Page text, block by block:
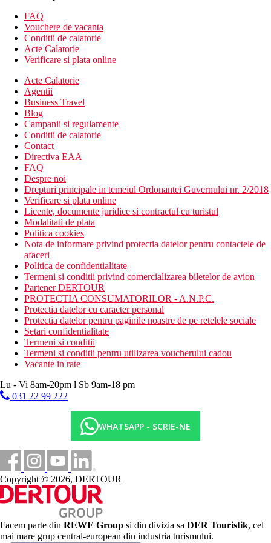
Alte tipuri de camere
facilitatile de mai sus)
Camera dubla, vedere la mare: vedere la mare.
Suita Junior: mai spatioasa.
Divertisment
Programe de animatie si divertisment zilnic si de seara pentru
copii si adulti. Muzica live pentru dans si ascultare, disco.
Mese
All Inclusive
Mic dejun, pranz si cina tip bufet
Gustare
Gustare usoara, cafea de dupa-amiaza, ceai si deserturi
1 cina pe sejur intr-un restaurant a la carte (este necesara
rezervare)
Bauturi alcoolice si nealcoolice de productie locala
(09.00-24.00)
Plaja
O plaja lunga cu nisip, cu o intrare graduala in mare chiar
langa hotel
Sezlonguri si umbrele gratuite, prosoape contra unui
depozit
Oferta sportiva
Gratuit: tenis (iluminat contra cost), minigolf, aerobic,
darts, tenis de masa, skittle, tir cu arcul, volei si alte
activitati sportive in cadrul programelor de animatie,
sporturi acvatice nemotorizate pe plaja.
Contra cost : fitness, biliard, sporturi acvatice motorizate
pe plaja, teren de golf Palm Links la aproximativ 100 m.
Copii
Bazin separat pentru copii, loc de joaca pentru copii, mini club
(5-12 ani), patut gratuit (la cerere).
VISA, EC/MC, AMEX.
Site-ul web
http://www.elmouradi.com
Gratuit: piscina interioara.
Contra cost:sauna, hamam, jacuzzi, diverse tipuri de
FAQ
Vouchere de vacanta
Conditii de calatorie
Acte Calatorie
Verificare si plata online
Acte Calatorie
Agentii
Business Travel
Blog
Campanii si regulamente
Conditii de calatorie
Contact
Directiva EAA
FAQ
Despre noi
Drepturi principale in temeiul Ordonantei Guvernului nr. 2/2018
Verificare si plata online
Licente, documente juridice si contractul cu turistul
Modalitati de plata
Politica cookies
Nota de informare privind protectia datelor pentru contactele de
afaceri
Politica de confidentialitate
Termeni si conditii privind comercializarea biletelor de avion
Partener DERTOUR
PROTECTIA CONSUMATORILOR - A.N.P.C.
Protectia datelor cu caracter personal
Protectia datelor pentru paginile noastre de pe retelele sociale
Setari confidentialitate
Termeni si conditii
Termeni si conditii pentru utilizarea voucherului cadou
Vacante in rate
Lu - Vi 8am-20pm l Sb 9am-18 pm
031 22 99 222
WHATSAPP - SCRIE-NE
Copyright © 2026, DERTOUR
Facem parte din REWE Group si din divizia sa DER Touristik, cel
mai mare grup central-european din industria turismului.